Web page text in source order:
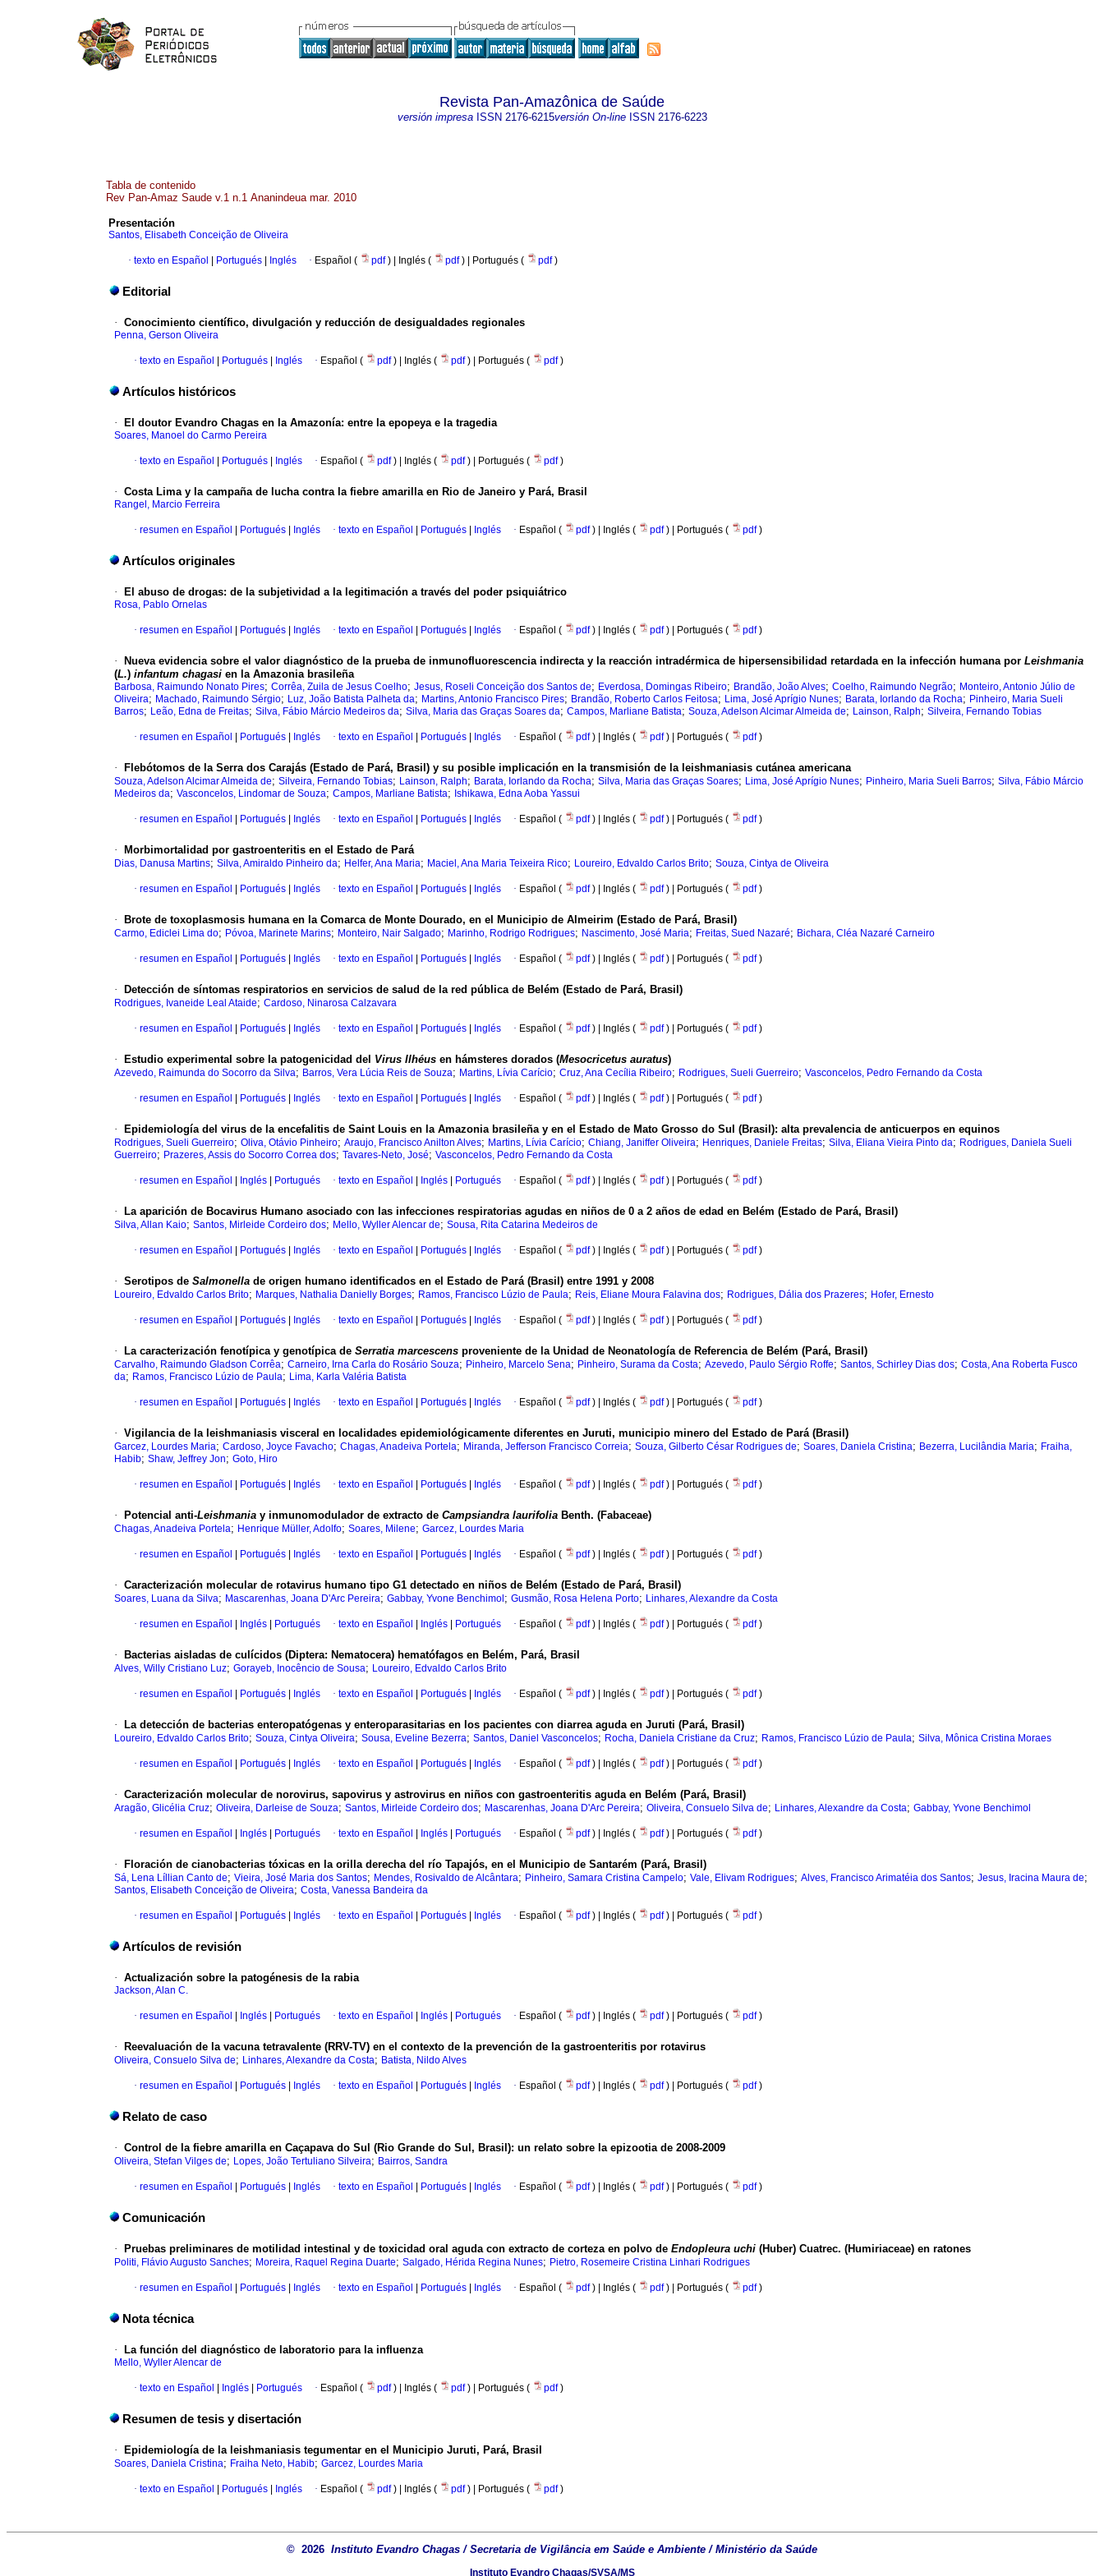
Revista Pan-Amazônica de Saúde
versión impresaISSN 2176-6215versión On-lineISSN 2176-6223
Tabla de contenido
Rev Pan-Amaz Saude v.1 n.1 Ananindeua mar. 2010
Presentación
Santos, Elisabeth Conceição de Oliveira
· texto en Español Portugués Inglés · Español ( pdf) | Inglés ( pdf) | Portugués ( pdf)
Editorial
· Conocimiento científico, divulgación y reducción de desigualdades regionales
Penna, Gerson Oliveira
· texto en Español Portugués Inglés · Español ( pdf) | Inglés ( pdf) | Portugués ( pdf)
Artículos históricos
· El doutor Evandro Chagas en la Amazonía: entre la epopeya e la tragedia
Soares, Manoel do Carmo Pereira
· texto en Español Portugués Inglés · Español ( pdf) | Inglés ( pdf) | Portugués ( pdf)
· Costa Lima y la campaña de lucha contra la fiebre amarilla en Rio de Janeiro y Pará, Brasil
Rangel, Marcio Ferreira
· resumen en Español Portugués Inglés · texto en Español Portugués Inglés · Español ( pdf) | Inglés ( pdf) | Portugués ( pdf)
Artículos originales
· El abuso de drogas: de la subjetividad a la legitimación a través del poder psiquiátrico
Rosa, Pablo Ornelas
· resumen en Español Portugués Inglés · texto en Español Portugués Inglés · Español ( pdf) | Inglés ( pdf) | Portugués ( pdf)
· Nueva evidencia sobre el valor diagnóstico de la prueba de inmunofluorescencia indirecta y la reacción intradérmica de hipersensibilidad retardada en la infección humana por Leishmania
(L.) infantum chagasi en la Amazonia brasileña
Barbosa, Raimundo Nonato Pires; Corrêa, Zuila de Jesus Coelho; Jesus, Roseli Conceição dos Santos de; Everdosa, Domingas Ribeiro; Brandão, João Alves; Coelho, Raimundo Negrão; Monteiro, Antonio Júlio de
Oliveira; Machado, Raimundo Sérgio; Luz, João Batista Palheta da; Martins, Antonio Francisco Pires; Brandão, Roberto Carlos Feitosa; Lima, José Aprígio Nunes; Barata, Iorlando da Rocha; Pinheiro, Maria Sueli
Barros; Leão, Edna de Freitas; Silva, Fábio Márcio Medeiros da; Silva, Maria das Graças Soares da; Campos, Marliane Batista; Souza, Adelson Alcimar Almeida de; Lainson, Ralph; Silveira, Fernando Tobias
· resumen en Español Portugués Inglés · texto en Español Portugués Inglés · Español ( pdf) | Inglés ( pdf) | Portugués ( pdf)
· Flebótomos de la Serra dos Carajás (Estado de Pará, Brasil) y su posible implicación en la transmisión de la leishmaniasis cutánea americana
Souza, Adelson Alcimar Almeida de; Silveira, Fernando Tobias; Lainson, Ralph; Barata, Iorlando da Rocha; Silva, Maria das Graças Soares; Lima, José Aprígio Nunes; Pinheiro, Maria Sueli Barros; Silva, Fábio Márcio
Medeiros da; Vasconcelos, Lindomar de Souza; Campos, Marliane Batista; Ishikawa, Edna Aoba Yassui
· resumen en Español Portugués Inglés · texto en Español Portugués Inglés · Español ( pdf) | Inglés ( pdf) | Portugués ( pdf)
· Morbimortalidad por gastroenteritis en el Estado de Pará
Dias, Danusa Martins; Silva, Amiraldo Pinheiro da; Helfer, Ana Maria; Maciel, Ana Maria Teixeira Rico; Loureiro, Edvaldo Carlos Brito; Souza, Cintya de Oliveira
· resumen en Español Portugués Inglés · texto en Español Portugués Inglés · Español ( pdf) | Inglés ( pdf) | Portugués ( pdf)
· Brote de toxoplasmosis humana en la Comarca de Monte Dourado, en el Municipio de Almeirim (Estado de Pará, Brasil)
Carmo, Ediclei Lima do; Póvoa, Marinete Marins; Monteiro, Nair Salgado; Marinho, Rodrigo Rodrigues; Nascimento, José Maria; Freitas, Sued Nazaré; Bichara, Cléa Nazaré Carneiro
· resumen en Español Portugués Inglés · texto en Español Portugués Inglés · Español ( pdf) | Inglés ( pdf) | Portugués ( pdf)
· Detección de síntomas respiratorios en servicios de salud de la red pública de Belém (Estado de Pará, Brasil)
Rodrigues, Ivaneide Leal Ataide; Cardoso, Ninarosa Calzavara
· resumen en Español Portugués Inglés · texto en Español Portugués Inglés · Español ( pdf) | Inglés ( pdf) | Portugués ( pdf)
· Estudio experimental sobre la patogenicidad del Virus Ilhéus en hámsteres dorados (Mesocricetus auratus)
Azevedo, Raimunda do Socorro da Silva; Barros, Vera Lúcia Reis de Souza; Martins, Lívia Carício; Cruz, Ana Cecília Ribeiro; Rodrigues, Sueli Guerreiro; Vasconcelos, Pedro Fernando da Costa
· resumen en Español Portugués Inglés · texto en Español Portugués Inglés · Español ( pdf) | Inglés ( pdf) | Portugués ( pdf)
· Epidemiología del virus de la encefalitis de Saint Louis en la Amazonia brasileña y en el Estado de Mato Grosso do Sul (Brasil): alta prevalencia de anticuerpos en equinos
Rodrigues, Sueli Guerreiro; Oliva, Otávio Pinheiro; Araujo, Francisco Anilton Alves; Martins, Lívia Carício; Chiang, Janiffer Oliveira; Henriques, Daniele Freitas; Silva, Eliana Vieira Pinto da; Rodrigues, Daniela Sueli
Guerreiro; Prazeres, Assis do Socorro Correa dos; Tavares-Neto, José; Vasconcelos, Pedro Fernando da Costa
· resumen en Español Inglés Portugués · texto en Español Inglés Portugués · Español ( pdf) | Inglés ( pdf) | Portugués ( pdf)
· La aparición de Bocavirus Humano asociado con las infecciones respiratorias agudas en niños de 0 a 2 años de edad en Belém (Estado de Pará, Brasil)
Silva, Allan Kaio; Santos, Mirleide Cordeiro dos; Mello, Wyller Alencar de; Sousa, Rita Catarina Medeiros de
· resumen en Español Portugués Inglés · texto en Español Portugués Inglés · Español ( pdf) | Inglés ( pdf) | Portugués ( pdf)
· Serotipos de Salmonella de origen humano identificados en el Estado de Pará (Brasil) entre 1991 y 2008
Loureiro, Edvaldo Carlos Brito; Marques, Nathalia Danielly Borges; Ramos, Francisco Lúzio de Paula; Reis, Eliane Moura Falavina dos; Rodrigues, Dália dos Prazeres; Hofer, Ernesto
· resumen en Español Portugués Inglés · texto en Español Portugués Inglés · Español ( pdf) | Inglés ( pdf) | Portugués ( pdf)
· La caracterización fenotípica y genotípica de Serratia marcescens proveniente de la Unidad de Neonatología de Referencia de Belém (Pará, Brasil)
Carvalho, Raimundo Gladson Corrêa; Carneiro, Irna Carla do Rosário Souza; Pinheiro, Marcelo Sena; Pinheiro, Surama da Costa; Azevedo, Paulo Sérgio Roffe; Santos, Schirley Dias dos; Costa, Ana Roberta Fusco
da; Ramos, Francisco Lúzio de Paula; Lima, Karla Valéria Batista
· resumen en Español Portugués Inglés · texto en Español Portugués Inglés · Español ( pdf) | Inglés ( pdf) | Portugués ( pdf)
· Vigilancia de la leishmaniasis visceral en localidades epidemiológicamente diferentes en Juruti, municipio minero del Estado de Pará (Brasil)
Garcez, Lourdes Maria; Cardoso, Joyce Favacho; Chagas, Anadeiva Portela; Miranda, Jefferson Francisco Correia; Souza, Gilberto César Rodrigues de; Soares, Daniela Cristina; Bezerra, Lucilândia Maria; Fraiha,
Habib; Shaw, Jeffrey Jon; Goto, Hiro
· resumen en Español Portugués Inglés · texto en Español Portugués Inglés · Español ( pdf) | Inglés ( pdf) | Portugués ( pdf)
· Potencial anti-Leishmania y inmunomodulador de extracto de Campsiandra laurifolia Benth. (Fabaceae)
Chagas, Anadeiva Portela; Henrique Müller, Adolfo; Soares, Milene; Garcez, Lourdes Maria
· resumen en Español Portugués Inglés · texto en Español Portugués Inglés · Español ( pdf) | Inglés ( pdf) | Portugués ( pdf)
· Caracterización molecular de rotavirus humano tipo G1 detectado en niños de Belém (Estado de Pará, Brasil)
Soares, Luana da Silva; Mascarenhas, Joana D'Arc Pereira; Gabbay, Yvone Benchimol ; Gusmão, Rosa Helena Porto; Linhares, Alexandre da Costa
· resumen en Español Inglés Portugués · texto en Español Inglés Portugués · Español ( pdf) | Inglés ( pdf) | Portugués ( pdf)
· Bacterias aisladas de culícidos (Diptera: Nematocera) hematófagos en Belém, Pará, Brasil
Alves, Willy Cristiano Luz; Gorayeb, Inocêncio de Sousa; Loureiro, Edvaldo Carlos Brito
· resumen en Español Portugués Inglés · texto en Español Portugués Inglés · Español ( pdf) | Inglés ( pdf) | Portugués ( pdf)
· La detección de bacterias enteropatógenas y enteroparasitarias en los pacientes con diarrea aguda en Juruti (Pará, Brasil)
Loureiro, Edvaldo Carlos Brito; Souza, Cintya Oliveira; Sousa, Eveline Bezerra; Santos, Daniel Vasconcelos; Rocha, Daniela Cristiane da Cruz; Ramos, Francisco Lúzio de Paula; Silva, Mônica Cristina Moraes
· resumen en Español Portugués Inglés · texto en Español Portugués Inglés · Español ( pdf) | Inglés ( pdf) | Portugués ( pdf)
· Caracterización molecular de norovirus, sapovirus y astrovirus en niños con gastroenteritis aguda en Belém (Pará, Brasil)
Aragão, Glicélia Cruz; Oliveira, Darleise de Souza; Santos, Mirleide Cordeiro dos; Mascarenhas, Joana D'Arc Pereira; Oliveira, Consuelo Silva de; Linhares, Alexandre da Costa; Gabbay, Yvone Benchimol
· resumen en Español Inglés Portugués · texto en Español Inglés Portugués · Español ( pdf) | Inglés ( pdf) | Portugués ( pdf)
· Floración de cianobacterias tóxicas en la orilla derecha del río Tapajós, en el Municipio de Santarém (Pará, Brasil)
Sá, Lena Líllian Canto de; Vieira, José Maria dos Santos; Mendes, Rosivaldo de Alcântara; Pinheiro, Samara Cristina Campelo; Vale, Elivam Rodrigues; Alves, Francisco Arimatéia dos Santos; Jesus, Iracina Maura de;
Santos, Elisabeth Conceição de Oliveira; Costa, Vanessa Bandeira da
· resumen en Español Portugués Inglés · texto en Español Portugués Inglés · Español ( pdf) | Inglés ( pdf) | Portugués ( pdf)
Artículos de revisión
· Actualización sobre la patogénesis de la rabia
Jackson, Alan C.
· resumen en Español Inglés Portugués · texto en Español Inglés Portugués · Español ( pdf) | Inglés ( pdf) | Portugués ( pdf)
· Reevaluación de la vacuna tetravalente (RRV-TV) en el contexto de la prevención de la gastroenteritis por rotavirus
Oliveira, Consuelo Silva de; Linhares, Alexandre da Costa; Batista, Nildo Alves
· resumen en Español Portugués Inglés · texto en Español Portugués Inglés · Español ( pdf) | Inglés ( pdf) | Portugués ( pdf)
Relato de caso
· Control de la fiebre amarilla en Caçapava do Sul (Rio Grande do Sul, Brasil): un relato sobre la epizootia de 2008-2009
Oliveira, Stefan Vilges de; Lopes, João Tertuliano Silveira; Bairros, Sandra
· resumen en Español Portugués Inglés · texto en Español Portugués Inglés · Español ( pdf) | Inglés ( pdf) | Portugués ( pdf)
Comunicación
· Pruebas preliminares de motilidad intestinal y de toxicidad oral aguda con extracto de corteza en polvo de Endopleura uchi (Huber) Cuatrec. (Humiriaceae) en ratones
Politi, Flávio Augusto Sanches; Moreira, Raquel Regina Duarte; Salgado, Hérida Regina Nunes; Pietro, Rosemeire Cristina Linhari Rodrigues
· resumen en Español Portugués Inglés · texto en Español Portugués Inglés · Español ( pdf) | Inglés ( pdf) | Portugués ( pdf)
Nota técnica
· La función del diagnóstico de laboratorio para la influenza
Mello, Wyller Alencar de
· texto en Español Inglés Portugués · Español ( pdf) | Inglés ( pdf) | Portugués ( pdf)
Resumen de tesis y disertación
· Epidemiología de la leishmaniasis tegumentar en el Municipio Juruti, Pará, Brasil
Soares, Daniela Cristina; Fraiha Neto, Habib; Garcez, Lourdes Maria
· texto en Español Portugués Inglés · Español ( pdf) | Inglés ( pdf) | Portugués ( pdf)
© 2026 Instituto Evandro Chagas / Secretaria de Vigilância em Saúde e Ambiente / Ministério da Saúde
Instituto Evandro Chagas/SVSA/MS